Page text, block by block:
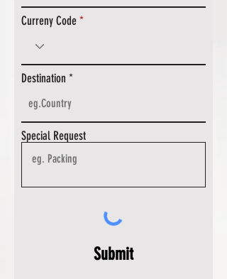
Curreny Code
Destination
Special Request
Submit